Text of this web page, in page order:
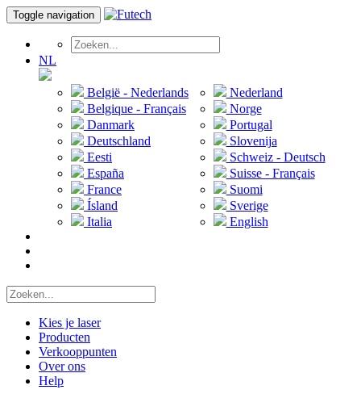
Toggle navigation
NL
België - Nederlands
Belgique - Français
Danmark
Deutschland
Eesti
España
France
Ísland
Italia
Nederland
Norge
Portugal
Slovenija
Schweiz - Deutsch
Suisse - Français
Suomi
Sverige
English
Kies je laser
Producten
Verkooppunten
Over ons
Help